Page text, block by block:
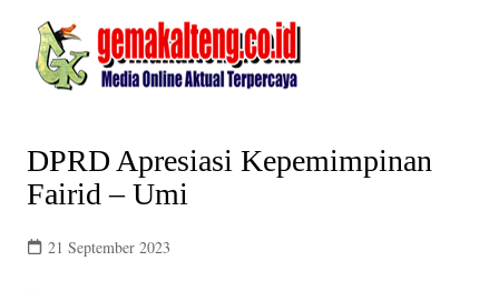
content
DPRD Apresiasi Kepemimpinan
Fairid – Umi
21 September 2023